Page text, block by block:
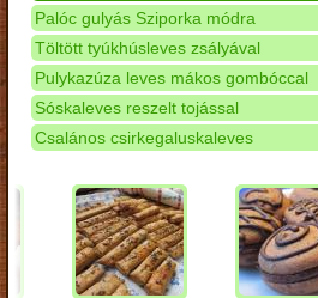
Palóc gulyás Sziporka módra
Töltött tyúkhúsleves zsályával
Pulykazúza leves mákos gombóccal
Sóskaleves reszelt tojással
Csalános csirkegaluskaleves